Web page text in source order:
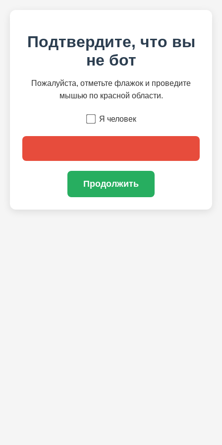
Подтвердите, что вы
не бот
Пожалуйста, отметьте флажок и проведите
мышью по красной области.
Я человек
Продолжить